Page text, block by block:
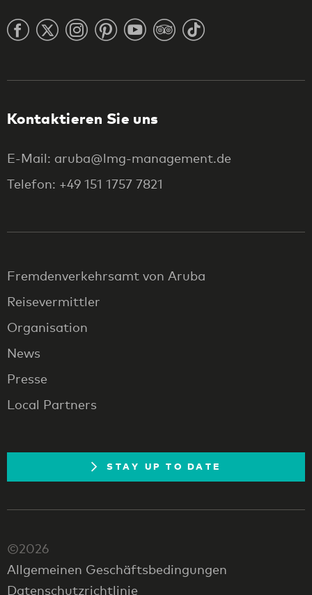
Kontaktieren Sie uns
E-Mail: aruba@lmg-management.de
Telefon: +49 151 1757 7821
Fremdenverkehrsamt von Aruba
Reisevermittler
Organisation
News
Presse
Local Partners
STAY UP TO DATE
©2026
Allgemeinen Geschäftsbedingungen
Datenschutzrichtlinie